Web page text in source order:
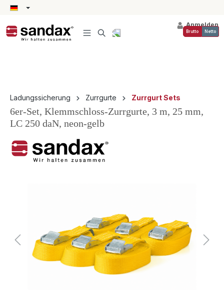
springen
Anmelden
Brutto Netto
Ladungssicherung Zurrgurte Zurrgurt Sets
6er-Set, Klemmschloss-Zurrgurte, 3 m, 25 mm,
LC 250 daN, neon-gelb